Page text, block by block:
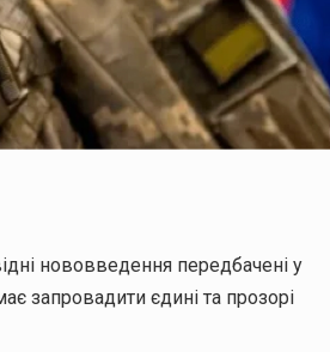
нововведення передбачені у
запровадити єдині та прозорі